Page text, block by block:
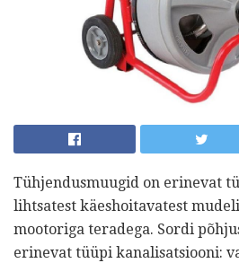
Tühjendusmuugid on erinevat
lihtsatest käeshoitavatest
mootoriga teradega. Sordi
erinevat tüüpi kanalisatsiooni: